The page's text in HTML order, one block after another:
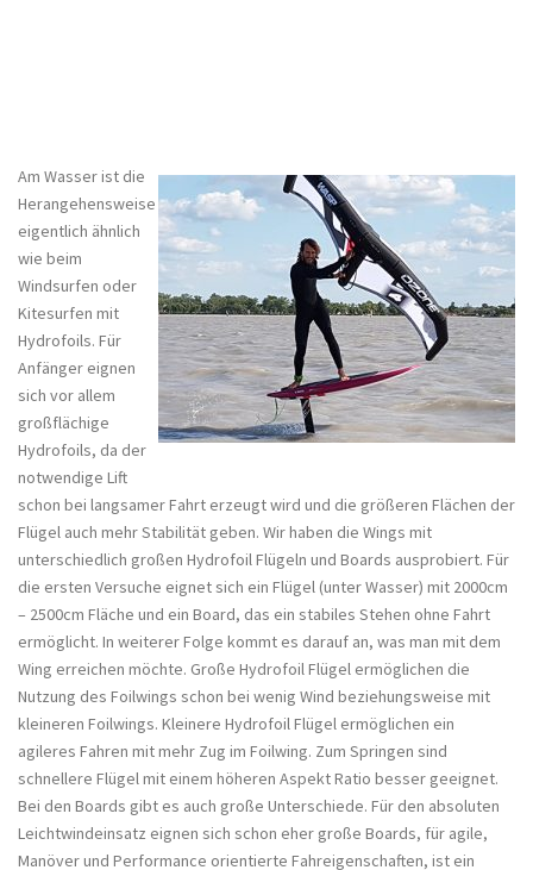
Am Wasser ist die
Herangehensweise
eigentlich ähnlich
wie beim
Windsurfen oder
Kitesurfen mit
Hydrofoils. Für
Anfänger eignen
sich vor allem
großflächige
Hydrofoils, da der
notwendige Lift
schon bei langsamer Fahrt erzeugt wird und die größeren Flächen der
Flügel auch mehr Stabilität geben. Wir haben die Wings mit
unterschiedlich großen Hydrofoil Flügeln und Boards ausprobiert. Für
die ersten Versuche eignet sich ein Flügel (unter Wasser) mit 2000cm
– 2500cm Fläche und ein Board, das ein stabiles Stehen ohne Fahrt
ermöglicht. In weiterer Folge kommt es darauf an, was man mit dem
Wing erreichen möchte. Große Hydrofoil Flügel ermöglichen die
Nutzung des Foilwings schon bei wenig Wind beziehungsweise mit
kleineren Foilwings. Kleinere Hydrofoil Flügel ermöglichen ein
agileres Fahren mit mehr Zug im Foilwing. Zum Springen sind
schnellere Flügel mit einem höheren Aspekt Ratio besser geeignet.
Bei den Boards gibt es auch große Unterschiede. Für den absoluten
Leichtwindeinsatz eignen sich schon eher große Boards, für agile,
Manöver und Performance orientierte Fahreigenschaften, ist ein